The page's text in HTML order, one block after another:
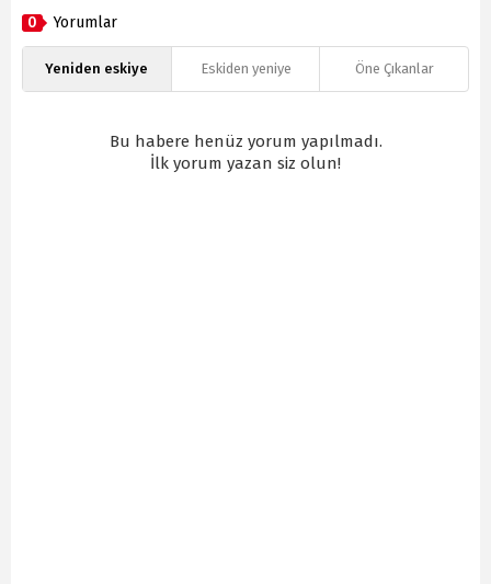
0 Yorumlar
Yeniden eskiye Eskiden yeniye Öne Çıkanlar
Bu habere henüz yorum yapılmadı.
İlk yorum yazan siz olun!